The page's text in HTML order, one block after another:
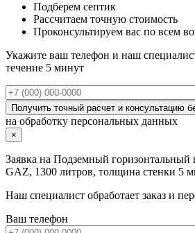
Подберем септик
Рассчитаем точную стоимость
Проконсультируем вас по всем
Укажите ваш телефон и наш
течение 5 минут
на обработку персональных данных
×
Заявка на Подземный горизонтальный
GAZ, 1300 литров, толщина стенки 5
Наш специалист обработает заказ и
Ваш телефон